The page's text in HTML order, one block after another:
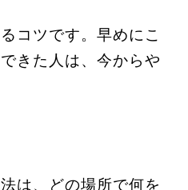
コツです。早めにこ
きた人は、今からや
は、どの場所で何を